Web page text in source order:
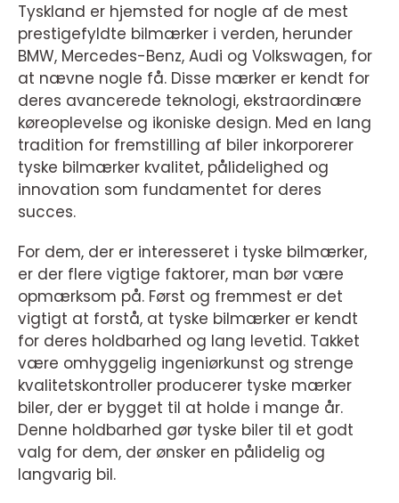
Tyskland er hjemsted for nogle af de mest
prestigefyldte bilmærker i verden, herunder
BMW, Mercedes-Benz, Audi og Volkswagen, for
at nævne nogle få. Disse mærker er kendt for
deres avancerede teknologi, ekstraordinære
køreoplevelse og ikoniske design. Med en lang
tradition for fremstilling af biler inkorporerer
tyske bilmærker kvalitet, pålidelighed og
innovation som fundamentet for deres
succes.
For dem, der er interesseret i tyske bilmærker,
er der flere vigtige faktorer, man bør være
opmærksom på. Først og fremmest er det
vigtigt at forstå, at tyske bilmærker er kendt
for deres holdbarhed og lang levetid. Takket
være omhyggelig ingeniørkunst og strenge
kvalitetskontroller producerer tyske mærker
biler, der er bygget til at holde i mange år.
Denne holdbarhed gør tyske biler til et godt
valg for dem, der ønsker en pålidelig og
langvarig bil.